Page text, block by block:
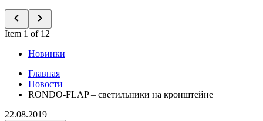
Item 1 of 12
Новинки
Главная
Новости
RONDO-FLAP – светильники на кронштейне
22.08.2019